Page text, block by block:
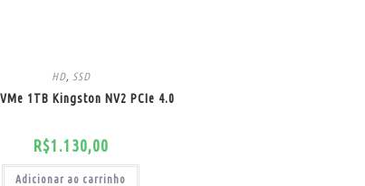
HD, SSD
1TB Kingston NV2 PCIe 4.0
R$1.130,00
Adicionar ao carrinho